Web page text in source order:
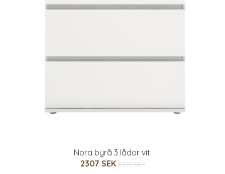
Nora byrå 3 lådor vit.
2307 SEK 3392 SEK